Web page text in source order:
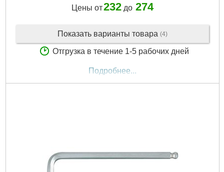
Цены от232до 274
Показать варианты товара (4)
Отгрузка в течение 1-5 рабочих дней
Подробнее...